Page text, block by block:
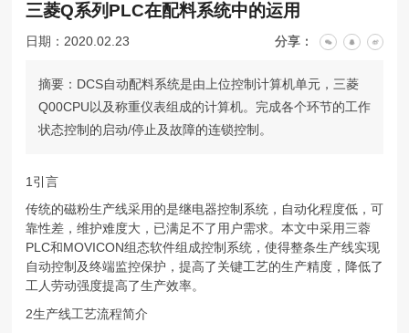
三菱Q系列PLC在配料系统中的运用
日期：2020.02.23 分享：
摘要：DCS自动配料系统是由上位控制计算机单元，三菱
Q00CPU以及称重仪表组成的计算机。完成各个环节的工作
状态控制的启动/停止及故障的连锁控制。
1引言
传统的磁粉生产线采用的是继电器控制系统，自动化程度低，可
靠性差，维护难度大，已满足不了用户需求。本文中采用三蓉
PLC和MOVICON组态软件组成控制系统，使得整条生产线实现
自动控制及终端监控保护，提高了关键工艺的生产精度，降低了
工人劳动强度提高了生产效率。
2生产线工艺流程简介